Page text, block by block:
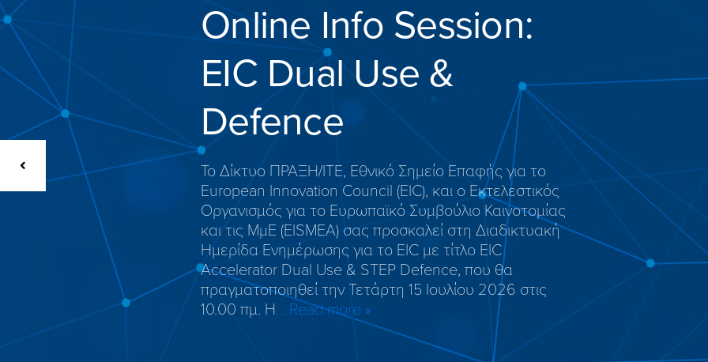
Online Info Session:
EIC Dual Use &
Defence
Το Δίκτυο ΠΡΑΞΗ/ΙΤΕ, Εθνικό Σημείο Επαφής για το
European Innovation Council (EIC), και ο Εκτελεστικός
Οργανισμός για το Ευρωπαϊκό Συμβούλιο Καινοτομίας
και τις ΜμΕ (EISMEA) σας προσκαλεί στη Διαδικτυακή
Ημερίδα Ενημέρωσης για τo EIC με τίτλο ΕIC
Αccelerator Dual Use & STEP Defence, που θα
πραγματοποιηθεί την Τετάρτη 15 Ιουλίου 2026 στις
10.00 πμ. Η... Read more »